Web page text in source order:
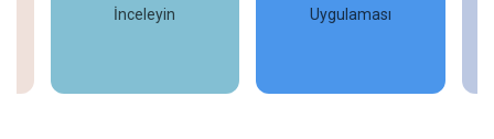
İnceleyin
Uygulaması